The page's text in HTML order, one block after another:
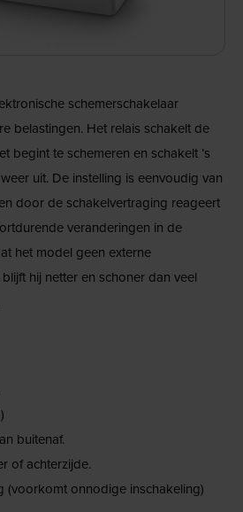
schemerschakelaar
belastingen. Het relais schakelt de
begint te schemeren en schakelt ’s
uit. De instelling is eenvoudig van
door de schakelvertraging reageert
veranderingen in de
het model geen externe
hij netter en schoner dan veel
buitenaf.
of achterzijde.
(voorkomt onnodige inschakeling)